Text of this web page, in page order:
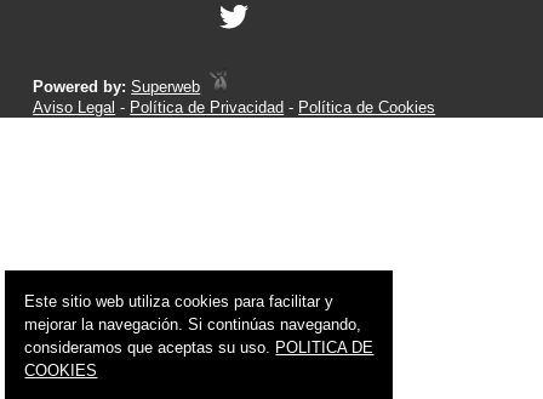
Powered by:Superweb
Aviso Legal - Política de Privacidad - Política de Cookies
Este sitio web utiliza cookies para facilitar y
mejorar la navegación. Si continúas navegando,
consideramos que aceptas su uso. POLITICA DE
COOKIES